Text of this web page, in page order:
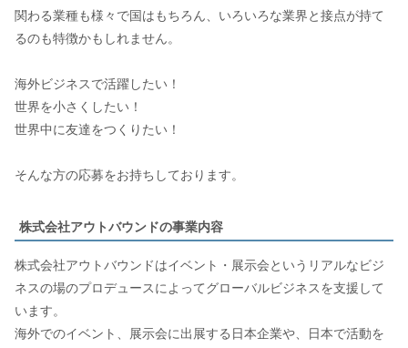
関わる業種も様々で国はもちろん、いろいろな業界と接点が持て
るのも特徴かもしれません。
海外ビジネスで活躍したい！
世界を小さくしたい！
世界中に友達をつくりたい！
そんな方の応募をお持ちしております。
株式会社アウトバウンドの事業内容
株式会社アウトバウンドはイベント・展示会というリアルなビジ
ネスの場のプロデュースによってグローバルビジネスを支援して
います。
海外でのイベント、展示会に出展する日本企業や、日本で活動を